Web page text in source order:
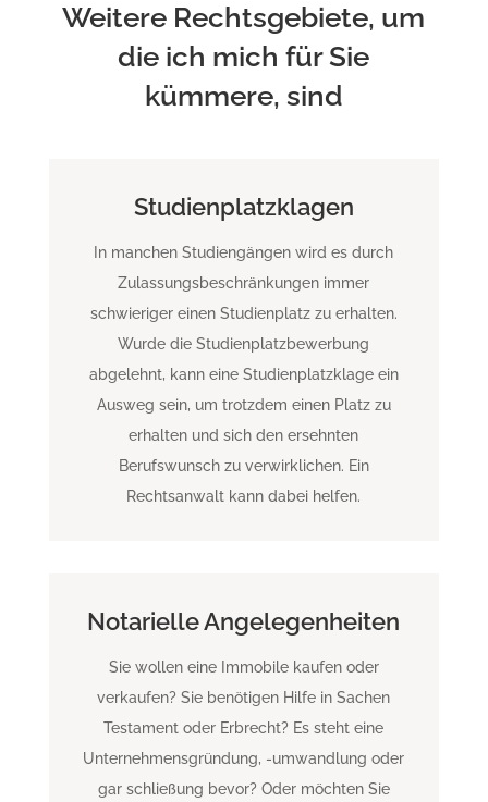
Weitere Rechtsgebiete, um
die ich mich für Sie
kümmere, sind
Studienplatzklagen
In manchen Studiengängen wird es durch
Zulassungsbeschränkungen immer
schwieriger einen Studienplatz zu erhalten.
Wurde die Studienplatzbewerbung
abgelehnt, kann eine Studienplatzklage ein
Ausweg sein, um trotzdem einen Platz zu
erhalten und sich den ersehnten
Berufswunsch zu verwirklichen. Ein
Rechtsanwalt kann dabei helfen.
Notarielle Angelegenheiten
Sie wollen eine Immobile kaufen oder
verkaufen? Sie benötigen Hilfe in Sachen
Testament oder Erbrecht? Es steht eine
Unternehmensgründung, -umwandlung oder
gar schließung bevor? Oder möchten Sie